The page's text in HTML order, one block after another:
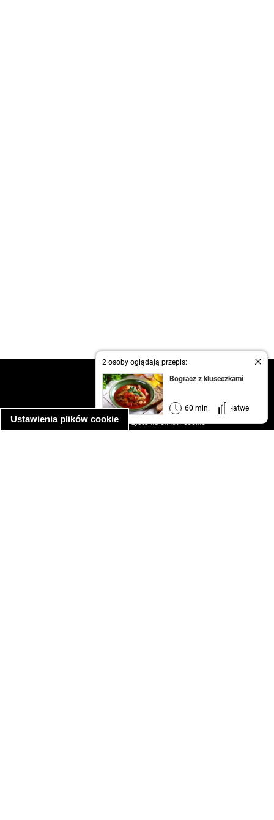
Ustawienia plików cookie
2 osoby oglądają przepis:
Bogracz z kluseczkami
60 min. łatwe
kontakt
regulamin
informacja o prywatności
informacja o wykorzystaniu plików cookie